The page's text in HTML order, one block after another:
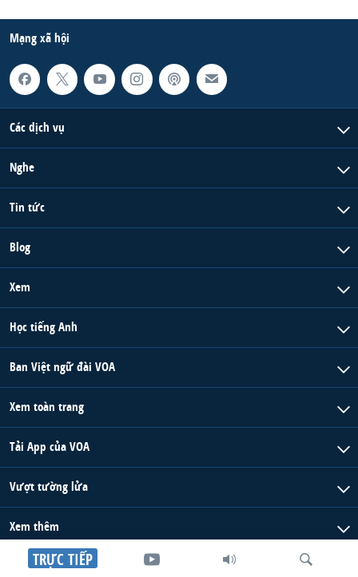
TRỰC TIẾP
Mạng xã hội
Các dịch vụ
Nghe
Tin tức
Blog
Xem
Học tiếng Anh
Ban Việt ngữ đài VOA
Xem toàn trang
Tải App của VOA
Vượt tường lửa
Xem thêm